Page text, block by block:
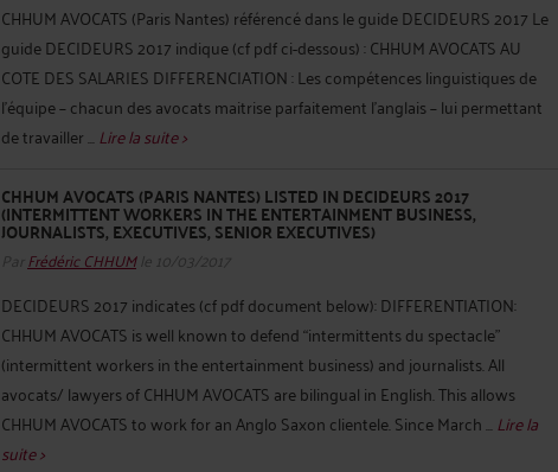
CHHUM AVOCATS (Paris Nantes) référencé dans le guide DECIDEURS 2017 Le
guide DECIDEURS 2017 indique (cf pdf ci-dessous) : CHHUM AVOCATS AU
COTE DES SALARIES DIFFERENCIATION : Les compétences linguistiques de
l’équipe – chacun des avocats maitrise parfaitement l’anglais – lui permettant
de travailler ...Lire la suite >
CHHUM AVOCATS (PARIS NANTES) LISTED IN DECIDEURS 2017
(INTERMITTENT WORKERS IN THE ENTERTAINMENT BUSINESS,
JOURNALISTS, EXECUTIVES, SENIOR EXECUTIVES)
Par Frédéric CHHUMle 10/03/2017
DECIDEURS 2017 indicates (cf pdf document below): DIFFERENTIATION:
CHHUM AVOCATS is well known to defend “intermittents du spectacle”
(intermittent workers in the entertainment business) and journalists. All
avocats/ lawyers of CHHUM AVOCATS are bilingual in English. This allows
CHHUM AVOCATS to work for an Anglo Saxon clientele. Since March ...Lire la
suite >